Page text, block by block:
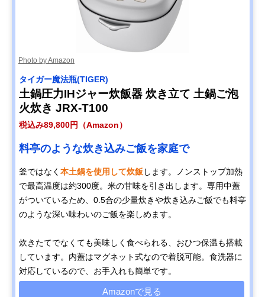
Photo by Amazon
タイガー魔法瓶(TIGER)
土鍋圧力IHジャー炊飯器 炊き立て 土鍋ご泡
火炊き JRX-T100
税込み89,800円（Amazon）
料亭のような炊き込みご飯を家庭で
釜ではなく 本土鍋を使用して炊飯 します。ノンストップ加熱
で最高温度は約300度。米の甘味を引き出します。専用中蓋
がついているため、0.5合の少量炊きや炊き込みご飯でも料亭
のような深い味わいのご飯を楽しめます。
炊きたてでなくても美味しく食べられる、おひつ保温も搭載
しています。内蓋はマグネット式なので着脱可能。食洗器に
対応しているので、お手入れも簡単です。
Amazonで見る